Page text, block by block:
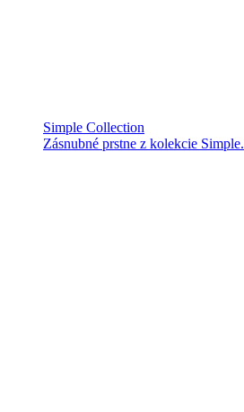
Simple Collection
Zásnubné prstne z kolekcie Simple.